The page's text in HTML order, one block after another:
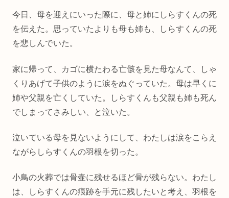
今日、母を迎えにいった際に、母と姉にしらすくんの死
を伝えた。思っていたよりも母も姉も、しらすくんの死
を悲しんでいた。
家に帰って、カゴに横たわる亡骸を見た母なんて、しゃ
くりあげて子供のように涙をぬぐっていた。母は早くに
姉や父親を亡くしていた。しらすくんも父親も姉も死ん
でしまってさみしい、と泣いた。
泣いている母を見ないようにして、わたしは涙をこらえ
ながらしらすくんの羽根を切った。
小鳥の火葬では骨壷に残せるほど骨が残らない。わたし
は、しらすくんの痕跡を手元に残したいと考え、羽根を